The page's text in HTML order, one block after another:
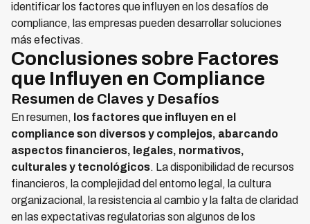
identificar los factores que influyen en los desafíos de
compliance, las empresas pueden desarrollar soluciones
más efectivas.
Conclusiones sobre Factores
que Influyen en Compliance
Resumen de Claves y Desafíos
En resumen, los factores que influyen en el
compliance son diversos y complejos, abarcando
aspectos financieros, legales, normativos,
culturales y tecnológicos. La disponibilidad de recursos
financieros, la complejidad del entorno legal, la cultura
organizacional, la resistencia al cambio y la falta de claridad
en las expectativas regulatorias son algunos de los